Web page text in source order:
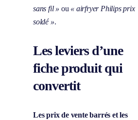
sans fil » ou « airfryer Philips prix
soldé ».
Les leviers d’une
fiche produit qui
convertit
Les prix de vente barrés et les